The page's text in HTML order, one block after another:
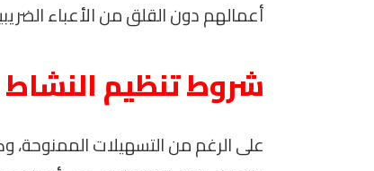
أعمالهم دون القلق من الأعباء
شروط تنظيم النشاط
على الرغم من التسهيلات